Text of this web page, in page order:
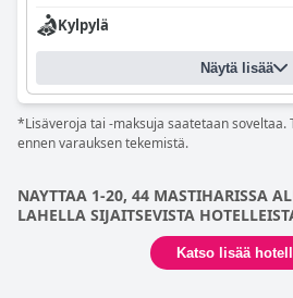
Kylpylä
Näytä lisää
*Lisäveroja tai -maksuja saatetaan soveltaa.
ennen varauksen tekemistä.
NAYTTAA 1-20, 44 MASTIHARISSA
LAHELLA SIJAITSEVISTA
Katso lisää